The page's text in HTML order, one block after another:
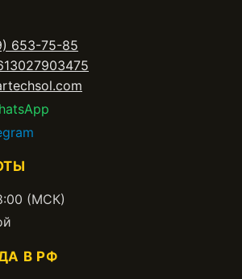
653-75-85
(МСК)
В РФ